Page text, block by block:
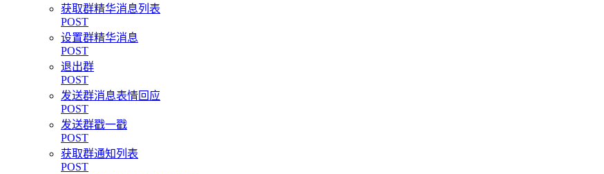
获取群精华消息列表
POST
设置群精华消息
POST
退出群
POST
发送群消息表情回应
POST
发送群戳一戳
POST
获取群通知列表
POST